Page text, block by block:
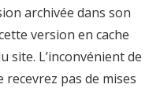
archivée dans son
version en cache
site. L’inconvénient de
pas de mises